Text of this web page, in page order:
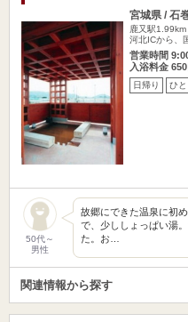
宮城県 / 石
鹿又駅1.99km
河北ICから、
営業時間
入浴料金
日帰り ひ
50代～
男性
故郷にできた温泉に初
で、少ししょっぱい湯
た。お…
関連情報から探す